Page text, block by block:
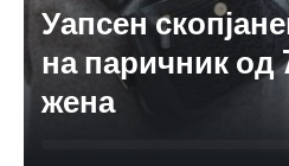
Уапсен
на паричник од
жена